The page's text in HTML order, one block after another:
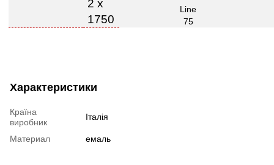
2 х
1750
Характеристики
Країна
виробник
Італія
Материал емаль